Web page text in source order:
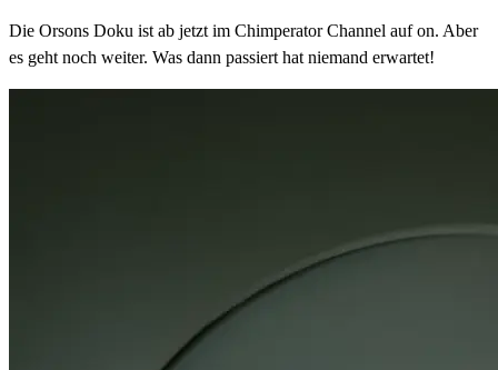
Die Orsons Doku ist ab jetzt im Chimperator Channel auf on. Aber
es geht noch weiter. Was dann passiert hat niemand erwartet!